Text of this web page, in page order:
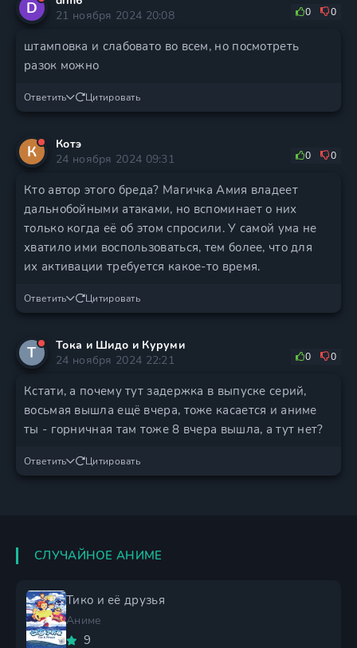
D
21 ноября 2024 20:08
0 0
штамповка и слабовато во всем, но посмотреть
разок можно
Ответить Цитировать
К
Котэ
24 ноября 2024 09:31
0 0
Кто автор этого бреда? Магичка Амия владеет
дальнобойными атаками, но вспоминает о них
только когда её об этом спросили. У самой ума не
хватило ими воспользоваться, тем более, что для
их активации требуется какое-то время.
Ответить Цитировать
Т
Тока и Шидо и Куруми
24 ноября 2024 22:21
0 0
Кстати, а почему тут задержка в выпуске серий,
восьмая вышла ещё вчера, тоже касается и аниме
ты - горничная там тоже 8 вчера вышла, а тут нет?
Ответить Цитировать
СЛУЧАЙНОЕ АНИМЕ
Тико и её друзья
Аниме
9